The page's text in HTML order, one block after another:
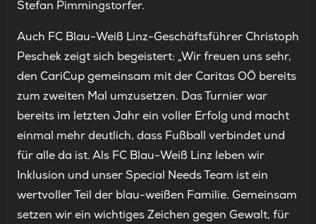
Stefan Pimmingstorfer.
Auch FC Blau-Weiß Linz-Geschäftsführer Christoph
Peschek zeigt sich begeistert: „Wir freuen uns sehr,
den CariCup gemeinsam mit der Caritas OÖ bereits
zum zweiten Mal umzusetzen. Das Turnier war
bereits im letzten Jahr ein voller Erfolg und macht
einmal mehr deutlich, dass Fußball verbindet und
für alle da ist. Als FC Blau-Weiß Linz leben wir
Inklusion und unser Special Needs Team ist ein
wertvoller Teil der blau-weißen Familie. Gemeinsam
setzen wir ein wichtiges Zeichen gegen Gewalt, für